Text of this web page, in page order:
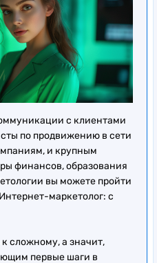
с клиентами
по продвижению в сети
и крупным
финансов, образования
вы можете пройти
маркетолог: с
сложному, а значит,
первые шаги в